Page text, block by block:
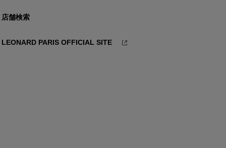
店舗検索
LEONARD PARIS OFFICIAL SITE